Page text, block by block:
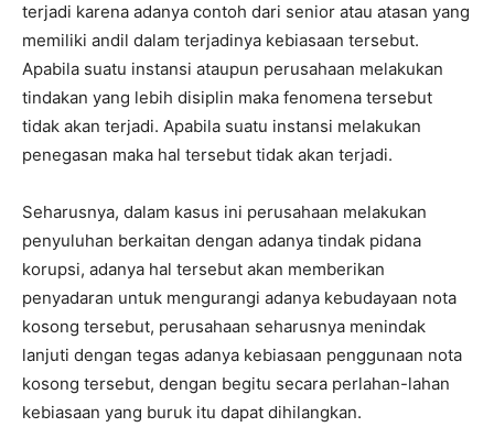
terjadi karena adanya contoh dari senior atau atasan yang
memiliki andil dalam terjadinya kebiasaan tersebut.
Apabila suatu instansi ataupun perusahaan melakukan
tindakan yang lebih disiplin maka fenomena tersebut
tidak akan terjadi. Apabila suatu instansi melakukan
penegasan maka hal tersebut tidak akan terjadi.
Seharusnya, dalam kasus ini perusahaan melakukan
penyuluhan berkaitan dengan adanya tindak pidana
korupsi, adanya hal tersebut akan memberikan
penyadaran untuk mengurangi adanya kebudayaan nota
kosong tersebut, perusahaan seharusnya menindak
lanjuti dengan tegas adanya kebiasaan penggunaan nota
kosong tersebut, dengan begitu secara perlahan-lahan
kebiasaan yang buruk itu dapat dihilangkan.